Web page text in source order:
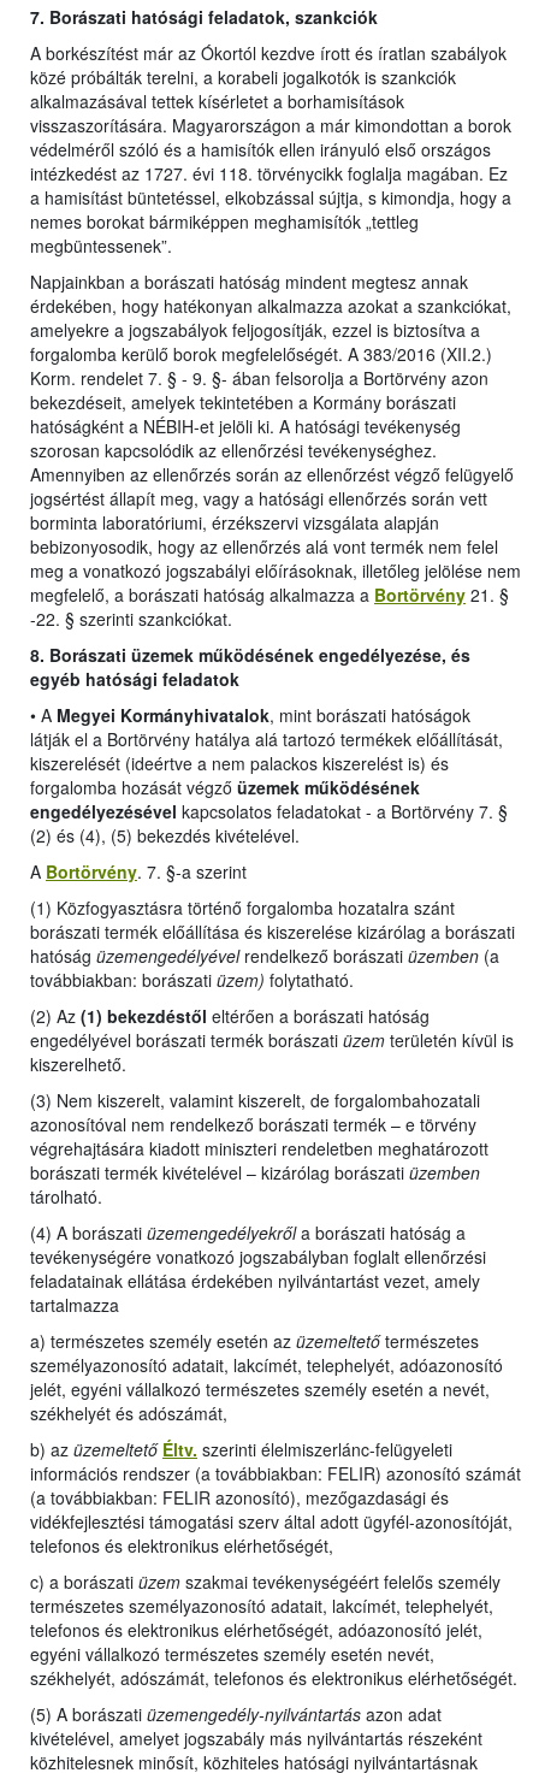
7. Borászati hatósági feladatok, szankciók
A borkészítést már az Ókortól kezdve írott és íratlan szabályok
közé próbálták terelni, a korabeli jogalkotók is szankciók
alkalmazásával tettek kísérletet a borhamisítások
visszaszorítására. Magyarországon a már kimondottan a borok
védelméről szóló és a hamisítók ellen irányuló első országos
intézkedést az 1727. évi 118. törvénycikk foglalja magában. Ez
a hamisítást büntetéssel, elkobzással sújtja, s kimondja, hogy a
nemes borokat bármiképpen meghamisítók „tettleg
megbüntessenek”.
Napjainkban a borászati hatóság mindent megtesz annak
érdekében, hogy hatékonyan alkalmazza azokat a szankciókat,
amelyekre a jogszabályok feljogosítják, ezzel is biztosítva a
forgalomba kerülő borok megfelelőségét. A 383/2016 (XII.2.)
Korm. rendelet 7. § - 9. §- ában felsorolja a Bortörvény azon
bekezdéseit, amelyek tekintetében a Kormány borászati
hatóságként a NÉBIH-et jelöli ki. A hatósági tevékenység
szorosan kapcsolódik az ellenőrzési tevékenységhez.
Amennyiben az ellenőrzés során az ellenőrzést végző felügyelő
jogsértést állapít meg, vagy a hatósági ellenőrzés során vett
borminta laboratóriumi, érzékszervi vizsgálata alapján
bebizonyosodik, hogy az ellenőrzés alá vont termék nem felel
meg a vonatkozó jogszabályi előírásoknak, illetőleg jelölése nem
megfelelő, a borászati hatóság alkalmazza a Bortörvény 21. §
-22. § szerinti szankciókat.
8. Borászati üzemek működésének engedélyezése, és
egyéb hatósági feladatok
• A Megyei Kormányhivatalok, mint borászati hatóságok
látják el a Bortörvény hatálya alá tartozó termékek előállítását,
kiszerelését (ideértve a nem palackos kiszerelést is) és
forgalomba hozását végző üzemek működésének
engedélyezésével kapcsolatos feladatokat - a Bortörvény 7. §
(2) és (4), (5) bekezdés kivételével.
A Bortörvény. 7. §-a szerint
(1) Közfogyasztásra történő forgalomba hozatalra szánt
borászati termék előállítása és kiszerelése kizárólag a borászati
hatóság üzemengedélyévelrendelkező borászati üzemben (a
továbbiakban: borászati üzem) folytatható.
(2) Az (1) bekezdéstől eltérően a borászati hatóság
engedélyével borászati termék borászati üzem területén kívül is
kiszerelhető.
(3) Nem kiszerelt, valamint kiszerelt, de forgalombahozatali
azonosítóval nem rendelkező borászati termék – e törvény
végrehajtására kiadott miniszteri rendeletben meghatározott
borászati termék kivételével – kizárólag borászati üzemben
tárolható.
(4) A borászati üzemengedélyekrőla borászati hatóság a
tevékenységére vonatkozó jogszabályban foglalt ellenőrzési
feladatainak ellátása érdekében nyilvántartást vezet, amely
tartalmazza
a) természetes személy esetén az üzemeltetőtermészetes
személyazonosító adatait, lakcímét, telephelyét, adóazonosító
jelét, egyéni vállalkozó természetes személy esetén a nevét,
székhelyét és adószámát,
b) az üzemeltető Éltv. szerinti élelmiszerlánc-felügyeleti
információs rendszer (a továbbiakban: FELIR) azonosító számát
(a továbbiakban: FELIR azonosító), mezőgazdasági és
vidékfejlesztési támogatási szerv által adott ügyfél-azonosítóját,
telefonos és elektronikus elérhetőségét,
c) a borászati üzem szakmai tevékenységéért felelős személy
természetes személyazonosító adatait, lakcímét, telephelyét,
telefonos és elektronikus elérhetőségét, adóazonosító jelét,
egyéni vállalkozó természetes személy esetén nevét,
székhelyét, adószámát, telefonos és elektronikus elérhetőségét.
(5) A borászati üzemengedély-nyilvántartás azon adat
kivételével, amelyet jogszabály más nyilvántartás részeként
közhitelesnek minősít, közhiteles hatósági nyilvántartásnak